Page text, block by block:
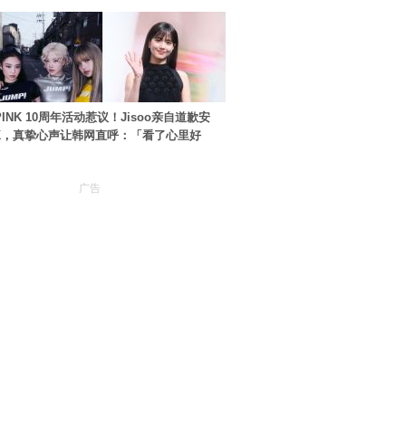
10周年活动惹议！Jisoo亲自道歉安
真挚心声让韩网直呼：「看了心里好
广告